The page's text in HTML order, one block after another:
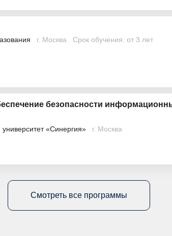
г. Москва Срок обучения: от 3 лет
безопасности
«Синергия»
г. Москва
Смотреть все программы